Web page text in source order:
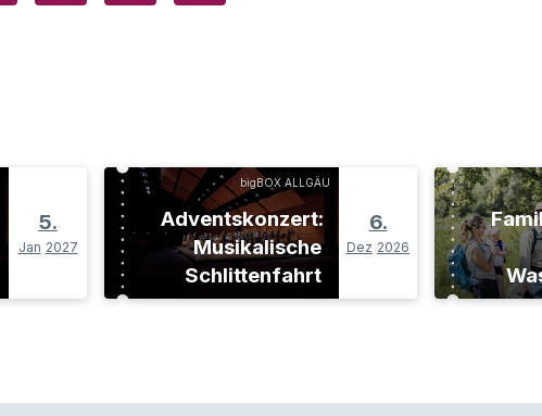
5.
Jan 2027
bigBOX ALLGÄU
Adventskonzert:
Musikalische
Schlittenfahrt
6.
Dez 2026